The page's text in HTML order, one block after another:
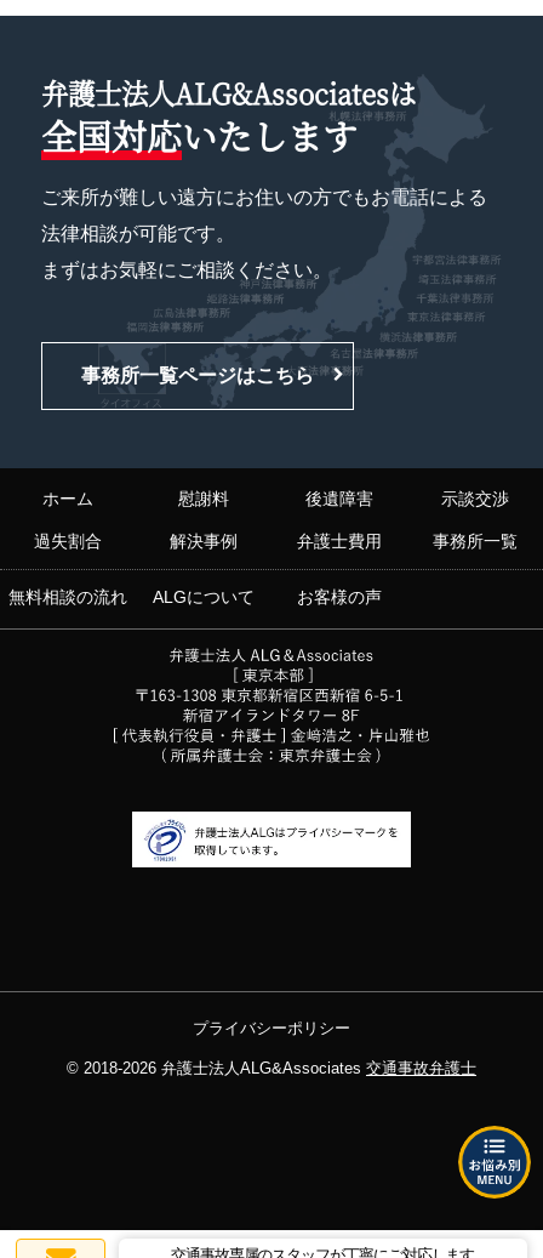
弁護士法人ALG&Associatesは
全国対応いたします
ご来所が難しい遠方にお住いの方でもお電話による
法律相談が可能です。
まずはお気軽にご相談ください。
事務所一覧ページはこちら
ホーム 慰謝料 後遺障害 示談交渉
過失割合 解決事例 弁護士費用 事務所一覧
無料相談の流れ ALGについて お客様の声
プライバシーポリシー
© 2018-2026 弁護士法人ALG&Associates 交通事故弁護士